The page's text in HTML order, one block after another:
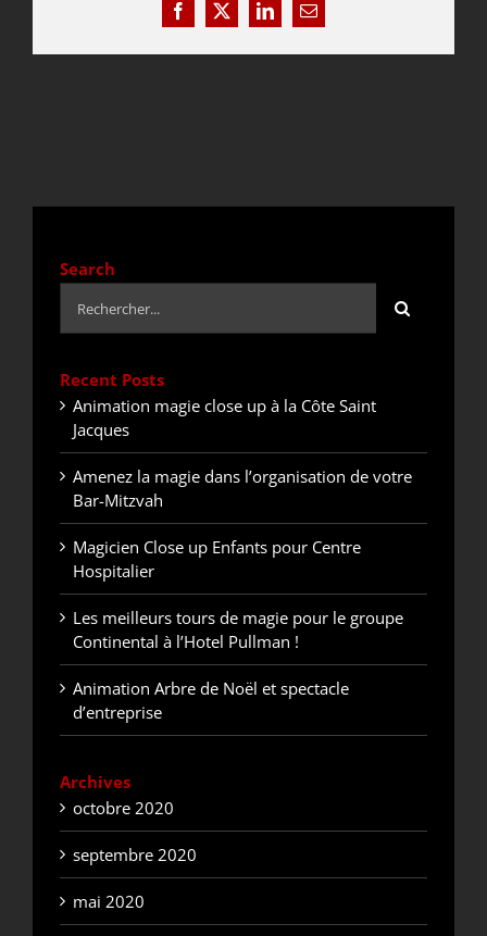
Facebook
X LinkedInEmail
Search
Recent Posts
Animation magie close up à la Côte Saint
Jacques
Amenez la magie dans l’organisation de votre
Bar-Mitzvah
Magicien Close up Enfants pour Centre
Hospitalier
Les meilleurs tours de magie pour le groupe
Continental à l’Hotel Pullman !
Animation Arbre de Noël et spectacle
d’entreprise
Archives
octobre 2020
septembre 2020
mai 2020